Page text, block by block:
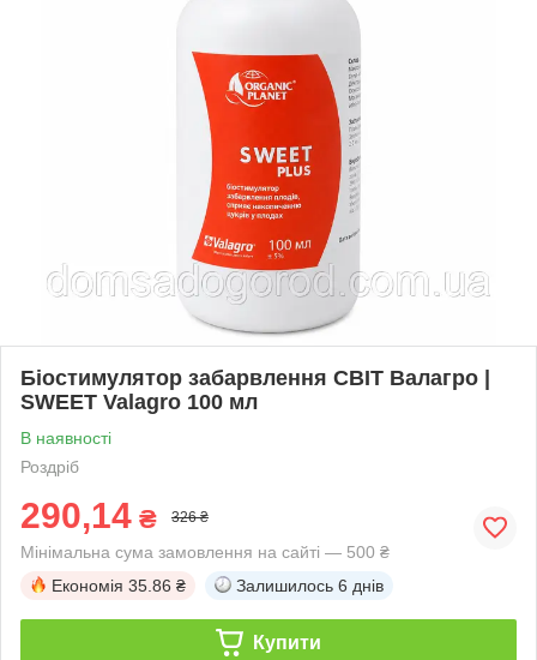
Біостимулятор забарвлення СВІТ Валагро |
SWEET Valagro 100 мл
В наявності
Роздріб
290,14 ₴ 326 ₴
Мінімальна сума замовлення на сайті — 500 ₴
Економія 35.86 ₴ Залишилось 6 днів
Купити